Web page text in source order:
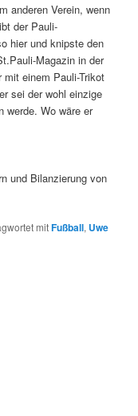
anderen Verein, wenn
der Pauli-
hier und knipste den
Magazin in der
mit einem Pauli-Trikot
sei der wohl einzige
werde. Wo wäre er
und Bilanzierung von
mitFußball, Uwe